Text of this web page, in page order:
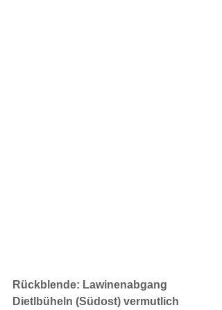
Rückblende: Lawinenabgang
Dietlbüheln (Südost) vermutlich